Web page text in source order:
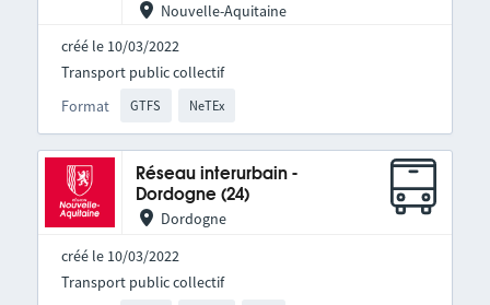
Nouvelle-Aquitaine
créé le 10/03/2022
Format GTFS NeTEx
Transport public collectif
Réseau interurbain -
Dordogne (24)
Dordogne
créé le 10/03/2022
Transport public collectif